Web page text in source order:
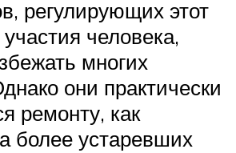
регулирующих этот
человека,
многих
они практически
ремонту, как
более устаревших